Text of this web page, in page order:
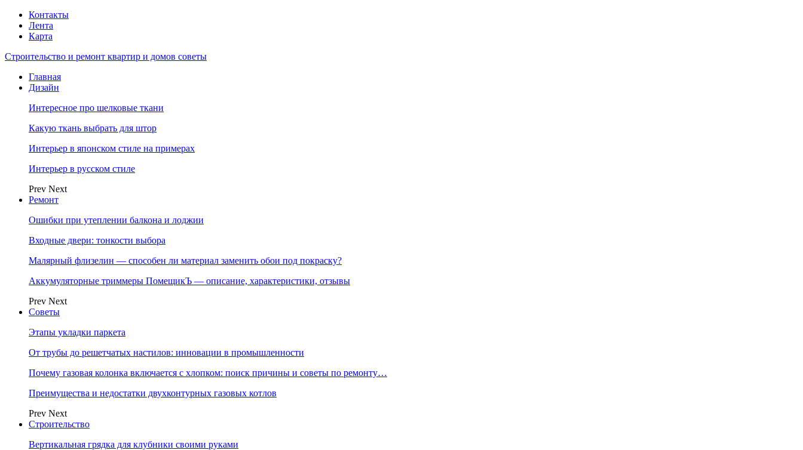
Контакты
Лента
Карта
Строительство и ремонт квартир и домов советы
Главная
Дизайн
Интересное про шелковые ткани
Какую ткань выбрать для штор
Интерьер в японском стиле на примерах
Интерьер в русском стиле
Prev Next
Ремонт
Ошибки при утеплении балкона и лоджии
Входные двери: тонкости выбора
Малярный флизелин — способен ли материал заменить обои под покраску?
Аккумуляторные триммеры ПомещикЪ — описание, характеристики, отзывы
Prev Next
Советы
Этапы укладки паркета
От трубы до решетчатых настилов: инновации в промышленности
Почему газовая колонка включается с хлопком: поиск причины и советы по ремонту…
Преимущества и недостатки двухконтурных газовых котлов
Prev Next
Строительство
Вертикальная грядка для клубники своими руками